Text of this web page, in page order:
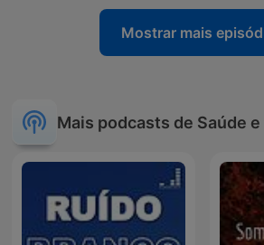
Mostrar mais
Mais podcasts de Saúde